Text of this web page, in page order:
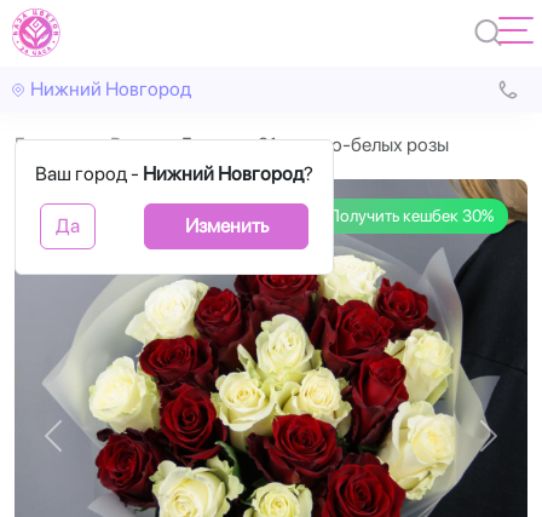
Нижний Новгород
Ваш город - Нижний Новгород?
Да Изменить
Главная Розы Букет из 21 красно-белых розы
Получить кешбек 30%
Назад